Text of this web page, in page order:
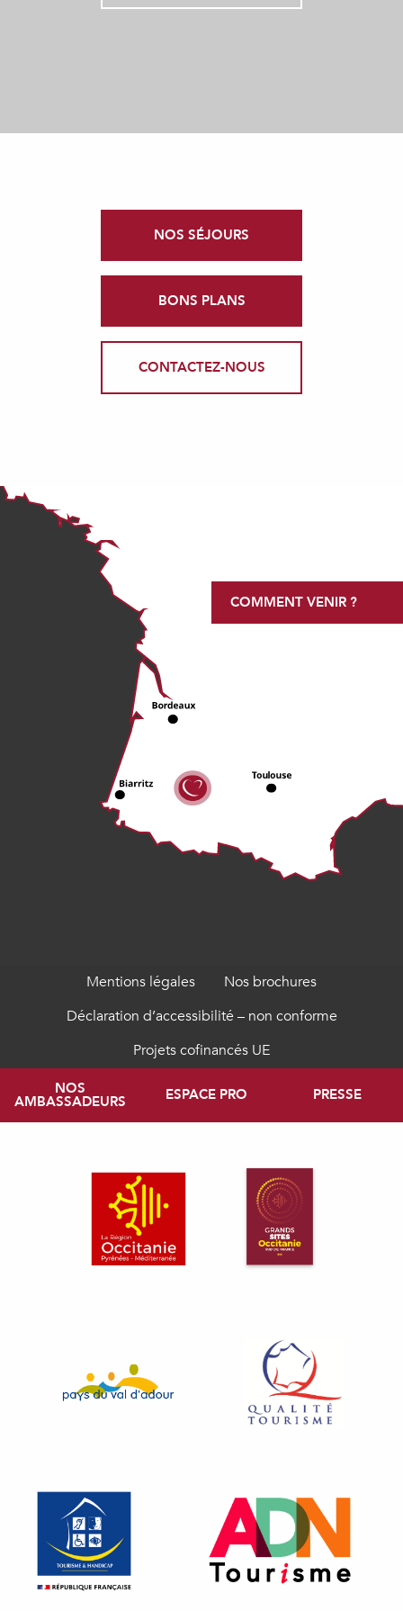
NOS SÉJOURS
BONS PLANS
CONTACTEZ-NOUS
COMMENT VENIR ?
Mentions légales
Nos brochures
Déclaration d’accessibilité – non conforme
Projets cofinancés UE
NOS
AMBASSADEURS ESPACE PRO PRESSE